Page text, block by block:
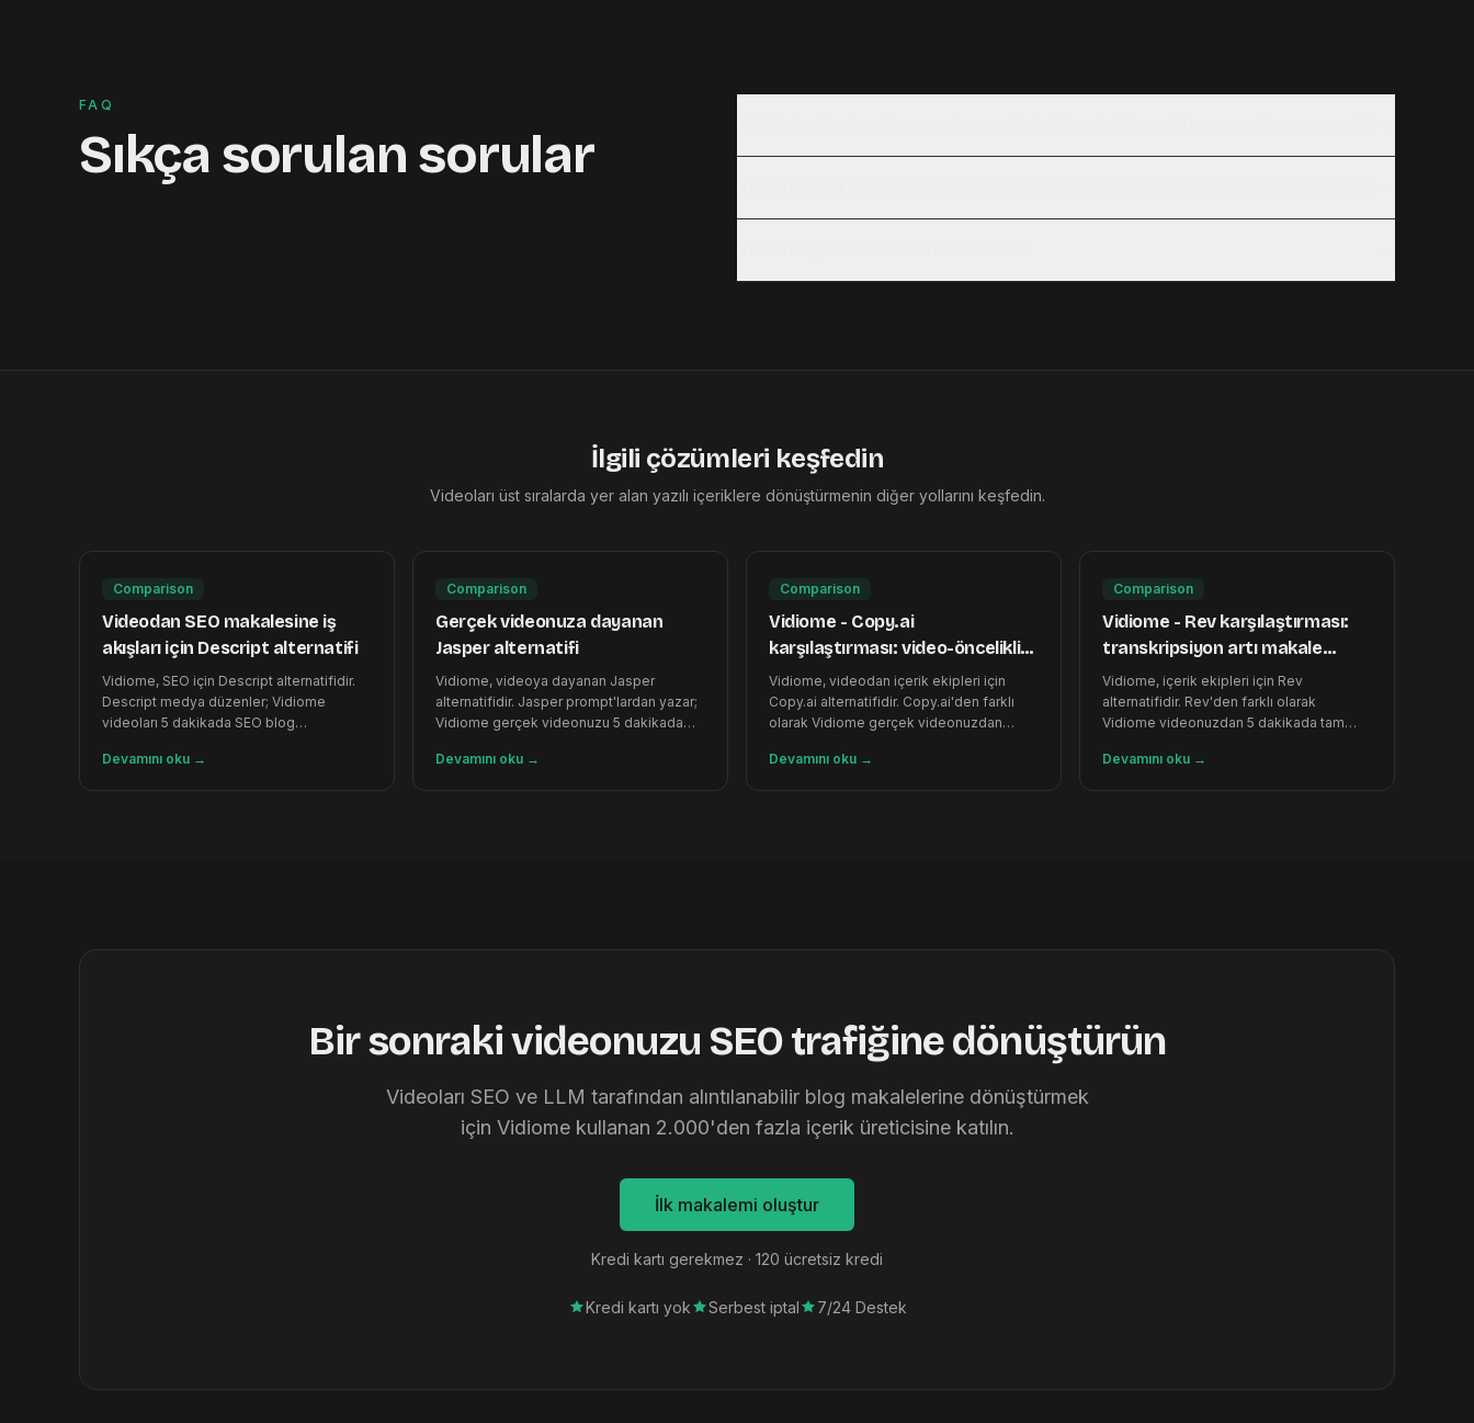
FAQ
Sıkça sorulan sorular
İlgili çözümleri keşfedin
Videoları üst sıralarda yer alan yazılı içeriklere dönüştürmenin diğer yollarını keşfedin.
Comparison
Videodan SEO makalesine iş
akışları için Descript alternatifi
Vidiome, SEO için Descript alternatifidir.
Descript medya düzenler; Vidiome
videoları 5 dakikada SEO blog
Devamını oku →
Comparison
Gerçek videonuza dayanan
Jasper alternatifi
Vidiome, videoya dayanan Jasper
alternatifidir. Jasper prompt'lardan yazar;
Vidiome gerçek videonuzu 5 dakikada
Devamını oku →
Comparison
Vidiome - Copy.ai
karşılaştırması: video-öncelikli
içerik ekipleri için daha iyi
Vidiome, videodan içerik ekipleri için
Copy.ai alternatifidir. Copy.ai'den farklı
olarak Vidiome gerçek videonuzdan
Devamını oku →
Comparison
Vidiome - Rev karşılaştırması:
transkripsiyon artı makale
üretimi
Vidiome, içerik ekipleri için Rev
alternatifidir. Rev'den farklı olarak
Vidiome videonuzdan 5 dakikada tam
Devamını oku →
Bir sonraki videonuzu SEO trafiğine dönüştürün
Videoları SEO ve LLM tarafından alıntılanabilir blog makalelerine dönüştürmek
için Vidiome kullanan 2.000'den fazla içerik üreticisine katılın.
İlk makalemi oluştur
Kredi kartı gerekmez · 120 ücretsiz kredi
Kredi kartı yok Serbest iptal 7/24 Destek